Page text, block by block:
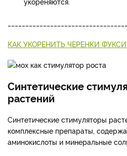
КАК УКОРЕНИТЬ ЧЕРЕНКИ
Синтетические
растений
Синтетические стимуляторы
комплексные препараты,
аминокислоты и минеральные